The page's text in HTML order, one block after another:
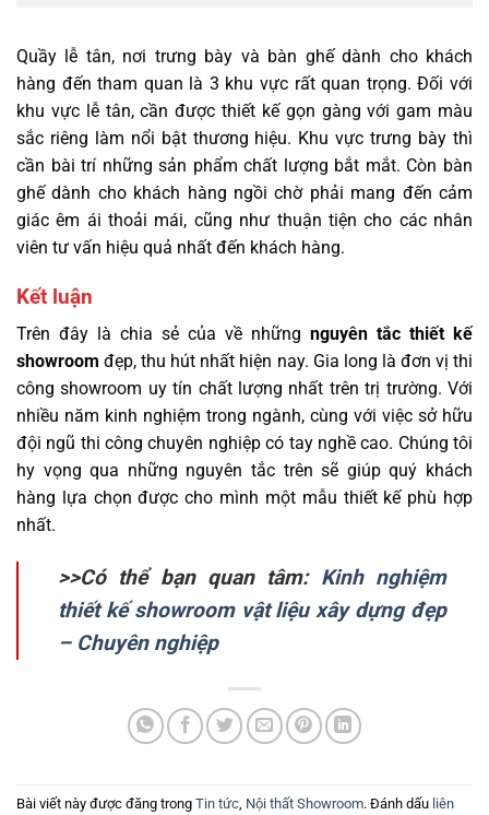
Quầy lễ tân, nơi trưng bày và bàn ghế dành cho khách
hàng đến tham quan là 3 khu vực rất quan trọng. Đối với
khu vực lễ tân, cần được thiết kế gọn gàng với gam màu
sắc riêng làm nổi bật thương hiệu. Khu vực trưng bày thì
cần bài trí những sản phẩm chất lượng bắt mắt. Còn bàn
ghế dành cho khách hàng ngồi chờ phải mang đến cảm
giác êm ái thoải mái, cũng như thuận tiện cho các nhân
viên tư vấn hiệu quả nhất đến khách hàng.
Kết luận
Trên đây là chia sẻ của về những nguyên tắc thiết kế
showroomđẹp, thu hút nhất hiện nay. Gia long là đơn vị thi
côngshowroom uy tín chất lượng nhất trên trị trường. Với
nhiều năm kinh nghiệm trong ngành, cùng với việc sở hữu
đội ngũ thi công chuyên nghiệp có tay nghề cao. Chúng tôi
hy vọng qua những nguyên tắc trên sẽ giúp quý khách
hàng lựa chọn được cho mình một mẫu thiết kế phù hợp
nhất.
>>Có thể bạn quan tâm: Kinh nghiệm
thiết kế showroom vật liệu xây dựng đẹp
– Chuyên nghiệp
Bài viết này được đăng trong Tin tức Nội thất Showroom. Đánh dấu liên